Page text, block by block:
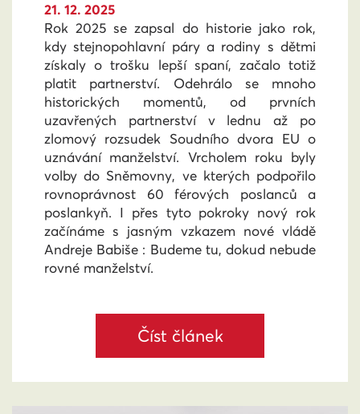
21. 12. 2025
Rok 2025 se zapsal do historie jako rok,
kdy stejnopohlavní páry a rodiny s dětmi
získaly o trošku lepší spaní, začalo totiž
platit partnerství. Odehrálo se mnoho
historických momentů, od prvních
uzavřených partnerství v lednu až po
zlomový rozsudek Soudního dvora EU o
uznávání manželství. Vrcholem roku byly
volby do Sněmovny, ve kterých podpořilo
rovnoprávnost 60 férových poslanců a
poslankyň. I přes tyto pokroky nový rok
začínáme s jasným vzkazem nové vládě
Andreje Babiše : Budeme tu, dokud nebude
rovné manželství.
Číst článek